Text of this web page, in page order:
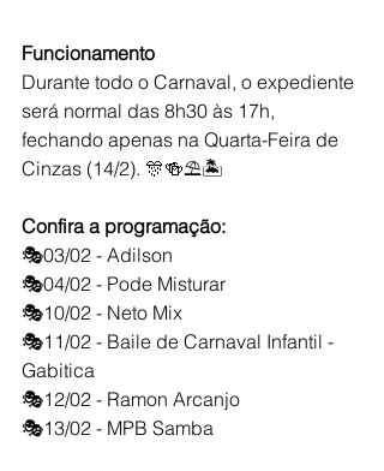
Funcionamento
Durante todo o Carnaval, o expediente
será normal das 8h30 às 17h,
fechando apenas na Quarta-Feira de
Cinzas (14/2). 🎊🍻⛱️🏝️
Confira a programação:
🎭03/02 - Adilson
🎭04/02 - Pode Misturar
🎭10/02 - Neto Mix
🎭11/02 - Baile de Carnaval Infantil -
Gabitica
🎭12/02 - Ramon Arcanjo
🎭13/02 - MPB Samba